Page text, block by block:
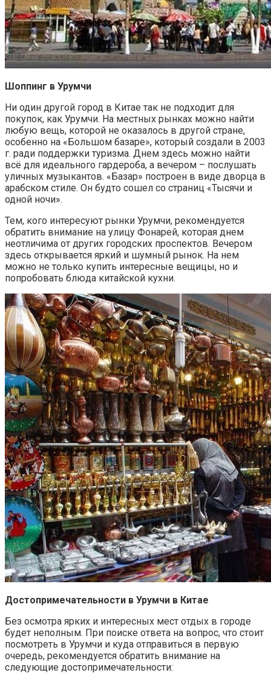
Шоппинг в Урумчи
Ни один другой город в Китае так не подходит для
покупок, как Урумчи. На местных рынках можно найти
любую вещь, которой не оказалось в другой стране,
особенно на «Большом базаре», который создали в 2003
г. ради поддержки туризма. Днем здесь можно найти
всё для идеального гардероба, а вечером – послушать
уличных музыкантов. «Базар» построен в виде дворца в
арабском стиле. Он будто сошел со страниц «Тысячи и
одной ночи».
Тем, кого интересуют рынки Урумчи, рекомендуется
обратить внимание на улицу Фонарей, которая днем
неотличима от других городских проспектов. Вечером
здесь открывается яркий и шумный рынок. На нем
можно не только купить интересные вещицы, но и
попробовать блюда китайской кухни.
Достопримечательности в Урумчи в Китае
Без осмотра ярких и интересных мест отдых в городе
будет неполным. При поиске ответа на вопрос, что стоит
посмотреть в Урумчи и куда отправиться в первую
очередь, рекомендуется обратить внимание на
следующие достопримечательности: